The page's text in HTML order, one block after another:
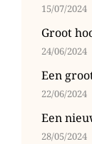
15/07/2024
Groot
24/06/2024
Een
22/06/2024
Een
28/05/2024